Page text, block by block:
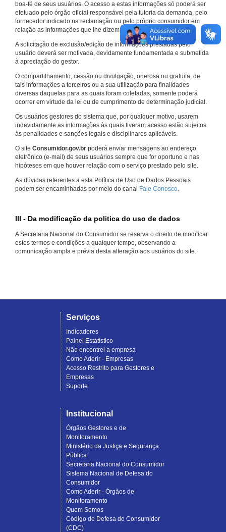
boa-fé de seus usuários. O acesso a estas informações só poderá ser
efetuado pelo órgão oficial responsável pela tutoria da demanda, pelo
fornecedor indicado na reclamação ou pelo próprio consumidor em
relação as informações que lhe dizem respeito.
A solicitação de exclusão/edição de informações prestadas pelo
usuário deverá ser motivada, devidamente fundamentada e submetida
à apreciação do gestor.
O compartilhamento, cessão ou divulgação, onerosa ou gratuita, de
tais informações a terceiros ou a sua utilização para finalidades
diversas daquelas para as quais foram coletadas, somente poderá
ocorrer em virtude da lei ou de cumprimento de determinação judicial.
Os usuários gestores do sistema que, por qualquer motivo, usarem
indevidamente as informações às quais tiveram acesso estão sujeitos
às penalidades e sanções legais e disciplinares aplicáveis.
O site Consumidor.gov.br poderá enviar mensagens ao endereço
eletrônico (e-mail) de seus usuários sempre que for oportuno e nas
hipóteses em que houver relação com o serviço prestado pelo site.
As dúvidas referentes a esta Política de Uso de Dados Pessoais
podem ser encaminhadas por meio do canal Fale Conosco.
III - Da modificação da politica do uso de dados
A Secretaria Nacional do Consumidor se reserva o direito de modificar
estes termos e condições a qualquer tempo, observando a
comunicação ampla e prévia desta alteração aos usuários do site.
Serviços
Indicadores
Painel Estatístico
Não encontrei a empresa
Como Aderir - Empresas
Acesso Restrito para Gestores e
Empresas
Suporte
Institucional
Órgãos Gestores e de
Monitoramento
Ministério da Justiça e Segurança
Pública
Secretaria Nacional do Consumidor
Sistema Nacional de Defesa do
Consumidor
Como Aderir - Órgãos de
Monitoramento
Quem Somos
Código de Defesa do Consumidor
(CDC)